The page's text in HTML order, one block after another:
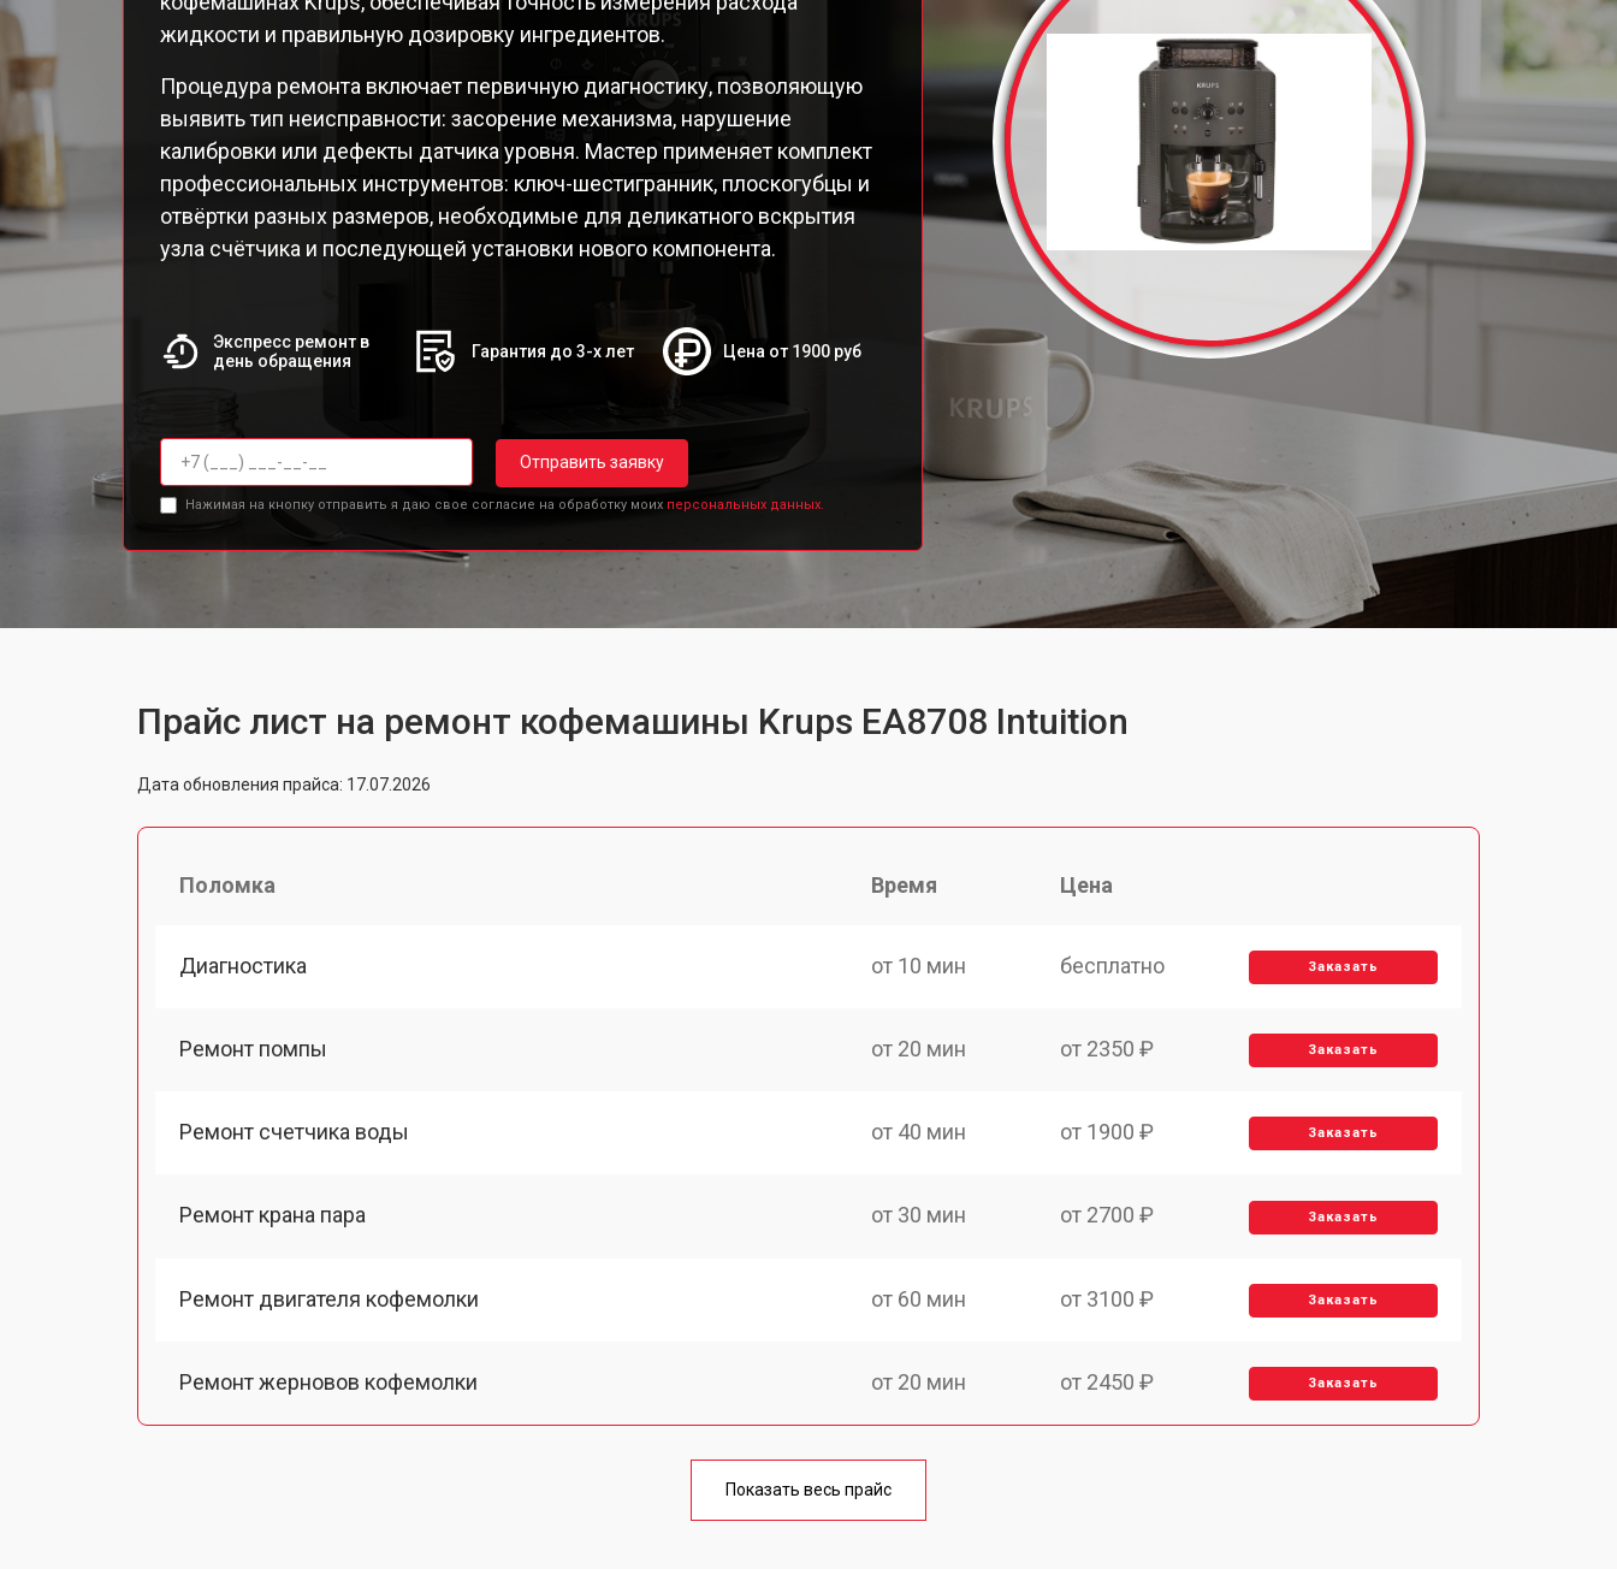
EA829E Latt' Express
EA8298 Latt' Express
EA826E30
Quattro Force Evidence
жидкости и правильную дозировку ингредиентов.
Процедура ремонта включает первичную диагностику, позволяющую
выявить тип неисправности: засорение механизма, нарушение
калибровки или дефекты датчика уровня. Мастер применяет комплект
профессиональных инструментов: ключ-шестигранник, плоскогубцы и
отвёртки разных размеров, необходимые для деликатного вскрытия
узла счётчика и последующей установки нового компонента.
Экспресс ремонт в
день обращения
Гарантия до 3-х лет Цена от 1900 руб
Отправить заявку
Нажимая на кнопку отправить я даю свое согласие на обработку моих персональных данных.
Прайс лист на ремонт кофемашины Krups EA8708 Intuition
Дата обновления прайса: 17.07.2026
Поломка Время Цена
Диагностика от 10 мин бесплатно Заказать
Ремонт помпы от 20 мин от 2350 ₽ Заказать
Ремонт счетчика воды от 40 мин от 1900 ₽ Заказать
Ремонт крана пара от 30 мин от 2700 ₽ Заказать
Ремонт двигателя кофемолки от 60 мин от 3100 ₽ Заказать
Ремонт жерновов кофемолки от 20 мин от 2450 ₽ Заказать
от 60 мин
Показать весь прайс